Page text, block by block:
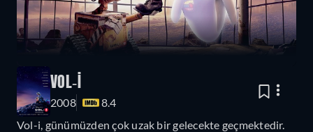
VOL-İ
2008
8.4
Vol-i, günümüzden çok uzak bir gelecekte geçmektedir.